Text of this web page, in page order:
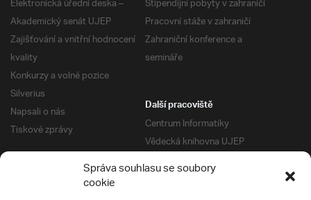
Správa souhlasu se soubory
cookie
Akademický senát UJEP
Zajišťování a vnitřní hodnocení
kvality
Konkurzy a volné pozice
Silverius
Napsali o nás
Tiskové zprávy
Pracovní stáže v zahraničí
Zahraniční konference a
semináře
Další pracoviště
Centrum Informatiky
Vědecká knihovna UJEP
Správa kolejí a menz
Univerzitní centrum podpory